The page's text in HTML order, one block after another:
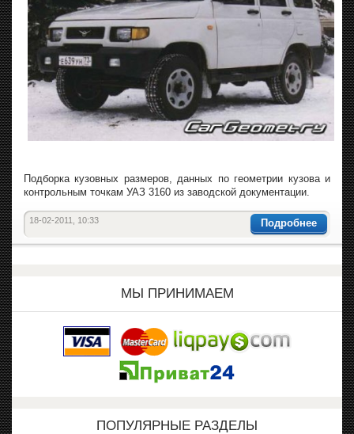
Подборка кузовных размеров, данных по геометрии кузова и
контрольным точкам УАЗ 3160 из заводской документации.
Подробнее
18-02-2011, 10:33
МЫ ПРИНИМАЕМ
ПОПУЛЯРНЫЕ РАЗДЕЛЫ